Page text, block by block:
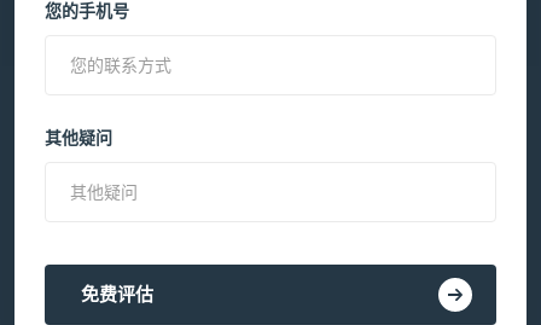
您的手机号
其他疑问
免费评估